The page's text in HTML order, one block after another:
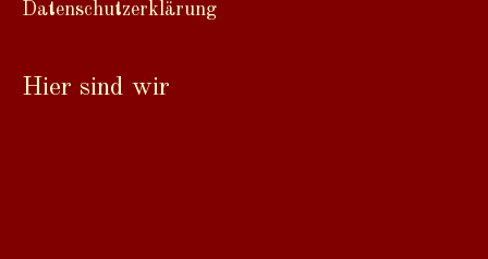
Datenschutzerklärung
Hier sind wir